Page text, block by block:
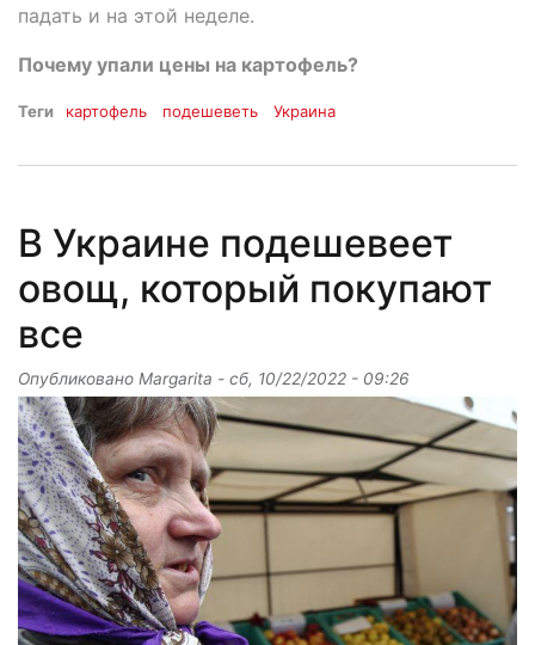
падать и на этой неделе.
Почему упали цены на картофель?
Теги картофель подешеветь Украина
В Украине подешевеет
овощ, который покупают
все
Опубликовано Margarita - сб, 10/22/2022 - 09:26